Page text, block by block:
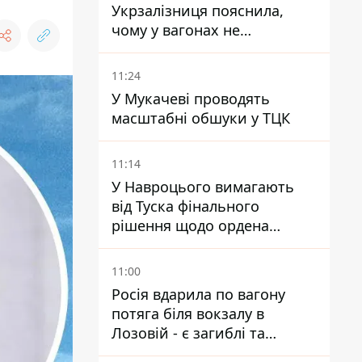
Укрзалізниця пояснила,
чому у вагонах не
працюють кондиціонери під
час спеки
11:24
У Мукачеві проводять
масштабні обшуки у ТЦК
11:14
У Навроцього вимагають
від Туска фінального
рішення щодо ордена
Зеленського – знайдіть в
собі мужність
11:00
Росія вдарила по вагону
потяга біля вокзалу в
Лозовій - є загиблі та
поранені